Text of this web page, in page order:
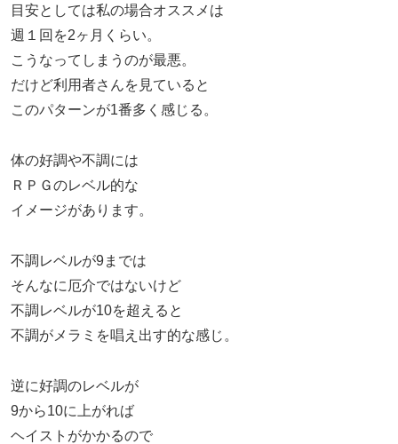
目安としては私の場合オススメは
週１回を2ヶ月くらい。
こうなってしまうのが最悪。
だけど利用者さんを見ていると
このパターンが1番多く感じる。
体の好調や不調には
ＲＰＧのレベル的な
イメージがあります。
不調レベルが9までは
そんなに厄介ではないけど
不調レベルが10を超えると
不調がメラミを唱え出す的な感じ。
逆に好調のレベルが
9から10に上がれば
ヘイストがかかるので